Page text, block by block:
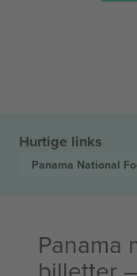
Hurtige links
Panama National
Panama